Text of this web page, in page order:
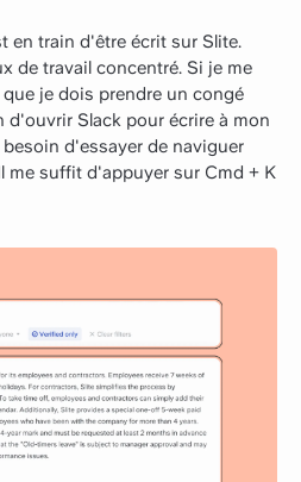
en train d'être écrit sur Slite.
de travail concentré. Si je me
je dois prendre un congé
d'ouvrir Slack pour écrire à mon
d'essayer de naviguer
me suffit d'appuyer sur Cmd + K